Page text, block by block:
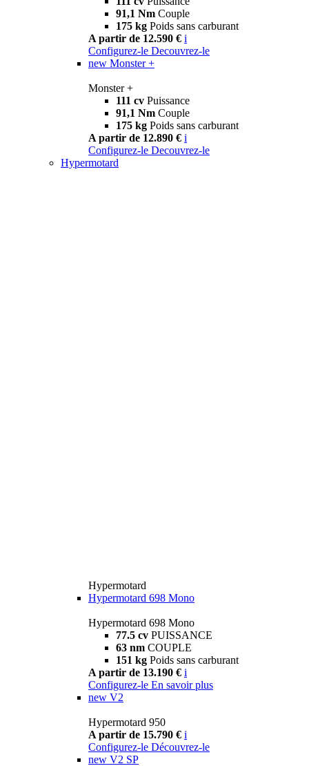
91,1 Nm Couple
175 kg Poids sans carburant
A partir de 12.590 € i
Configurez-le Decouvrez-le
new Monster +
Monster +
111 cv Puissance
91,1 Nm Couple
175 kg Poids sans carburant
A partir de 12.890 € i
Configurez-le Decouvrez-le
Hypermotard
Hypermotard
Hypermotard 698 Mono
Hypermotard 698 Mono
77.5 cv PUISSANCE
63 nm COUPLE
151 kg Poids sans carburant
A partir de 13.190 € i
Configurez-le En savoir plus
new V2
Hypermotard 950
A partir de 15.790 € i
Configurez-le Découvrez-le
new V2 SP